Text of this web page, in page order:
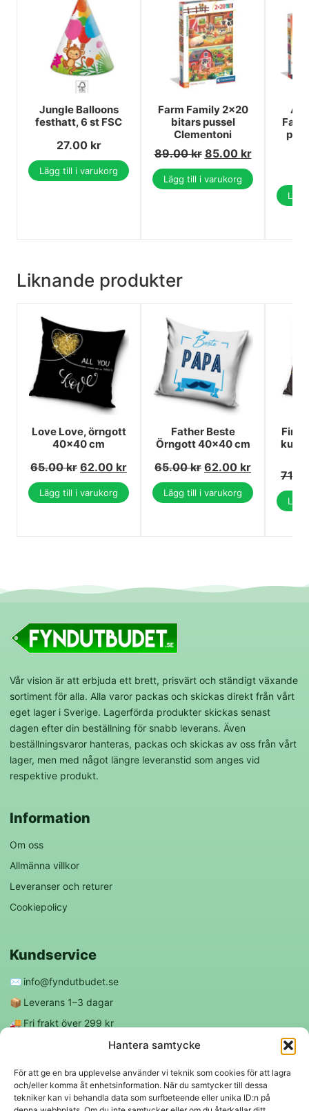
Hantera samtycke
För att ge en bra upplevelse använder vi teknik som cookies för att lagra
och/eller komma åt enhetsinformation. När du samtycker till dessa
tekniker kan vi behandla data som surfbeteende eller unika ID:n på
Jungle Balloons
festhatt, 6 st FSC
27.00 kr
Lägg till i varukorg
Farm Family 2x20
bitars pussel
Clementoni
89.00kr 85.00 kr
Lägg till i varukorg
Liknande produkter
Love Love, örngott
40x40 cm
65.00kr 62.00 kr
Lägg till i varukorg
Father Beste
Örngott 40x40 cm
65.00kr 62.00 kr
Lägg till i varukorg
Vår vision är att erbjuda ett brett, prisvärt och ständigt växande
sortiment för alla. Alla varor packas och skickas direkt från vårt
eget lager i Sverige. Lagerförda produkter skickas senast
dagen efter din beställning för snabb leverans. Även
beställningsvaror hanteras, packas och skickas av oss från vårt
lager, men med något längre leveranstid som anges vid
respektive produkt.
Information
Om oss
Allmänna villkor
Leveranser och returer
Cookiepolicy
Kundservice
✉️ info@fyndutbudet.se
📦 Leverans 1–3 dagar
🚚 Fri frakt över 299 kr
Följ oss